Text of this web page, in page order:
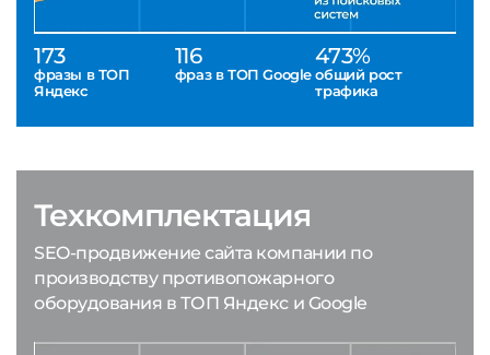
173
фразы в ТОП
Яндекс
116
фраз в ТОП Google
473%
общий рост
трафика
Техкомплектация
SEO-продвижение сайта компании по
производству противопожарного
оборудования в ТОП Яндекс и Google